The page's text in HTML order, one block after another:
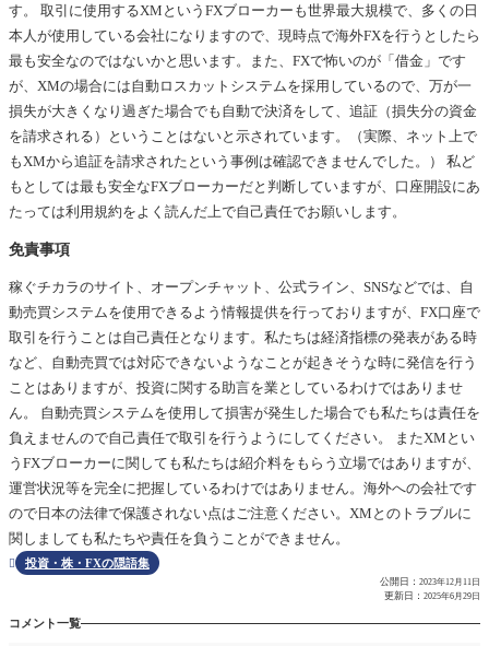
す。 取引に使用するXMというFXブローカーも世界最大規模で、多くの日
本人が使用している会社になりますので、現時点で海外FXを行うとしたら
最も安全なのではないかと思います。また、FXで怖いのが「借金」です
が、XMの場合には自動ロスカットシステムを採用しているので、万が一
損失が大きくなり過ぎた場合でも自動で決済をして、追証（損失分の資金
を請求される）ということはないと示されています。（実際、ネット上で
もXMから追証を請求されたという事例は確認できませんでした。） 私ど
もとしては最も安全なFXブローカーだと判断していますが、口座開設にあ
たっては利用規約をよく読んだ上で自己責任でお願いします。
免責事項
稼ぐチカラのサイト、オープンチャット、公式ライン、SNSなどでは、自
動売買システムを使用できるよう情報提供を行っておりますが、FX口座で
取引を行うことは自己責任となります。私たちは経済指標の発表がある時
など、自動売買では対応できないようなことが起きそうな時に発信を行う
ことはありますが、投資に関する助言を業としているわけではありませ
ん。 自動売買システムを使用して損害が発生した場合でも私たちは責任を
負えませんので自己責任で取引を行うようにしてください。 またXMとい
うFXブローカーに関しても私たちは紹介料をもらう立場ではありますが、
運営状況等を完全に把握しているわけではありません。海外への会社です
ので日本の法律で保護されない点はご注意ください。XMとのトラブルに
関しましても私たちや責任を負うことができません。
 投資・株・FXの隠語集
公開日： 2023年12月11日
更新日： 2025年6月29日
コメント一覧